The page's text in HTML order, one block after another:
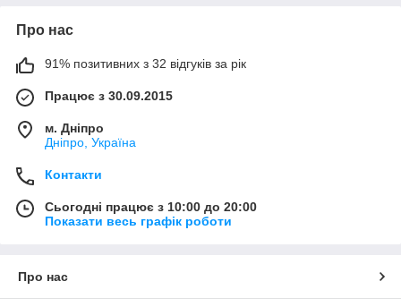
Про нас
91% позитивних з 32 відгуків за рік
Працює з 30.09.2015
м. Дніпро
Дніпро, Україна
Контакти
Сьогодні працює з 10:00 до 20:00
Показати весь графік роботи
Про нас